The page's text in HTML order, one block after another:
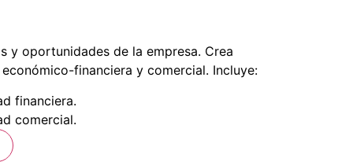
y oportunidades de la empresa. Crea
financiera y comercial. Incluye:
financiera.
comercial.